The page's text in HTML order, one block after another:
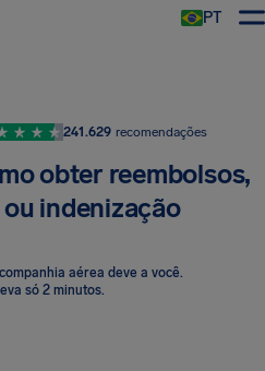
PT
241.629 recomendações
obter reembolsos,
indenização
aérea deve a você.
só 2 minutos.